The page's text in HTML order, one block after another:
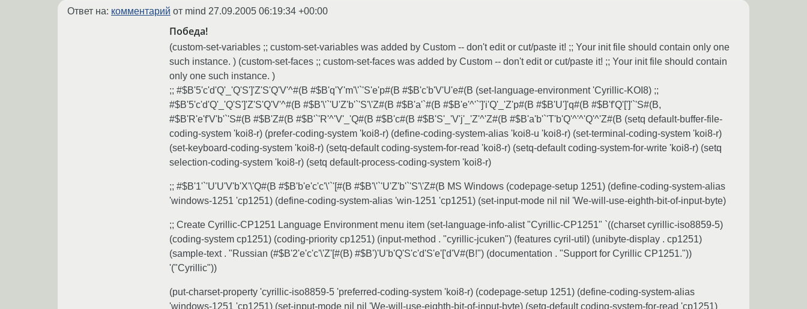
Ответ на: комментарий от mind 27.09.2005 06:19:34 +00:00
Победа!
(custom-set-variables ;; custom-set-variables was added by Custom -- don't edit or cut/paste it! ;; Your init file should contain only one
such instance. ) (custom-set-faces ;; custom-set-faces was added by Custom -- don't edit or cut/paste it! ;; Your init file should contain
only one such instance. )
;; #$B'5'c'd'Q'_'Q'S']'Z'S'Q'V'^#(B #$B'q'Y'm'\'`'S'e'p#(B #$B'c'b'V'U'e#(B (set-language-environment 'Cyrillic-KOI8) ;;
#$B'5'c'd'Q'_'Q'S']'Z'S'Q'V'^#(B #$B'\'`'U'Z'b'`'S'\'Z#(B #$B'a'`#(B #$B'e'^'`']'i'Q'_'Z'p#(B #$B'U']'q#(B #$B'f'Q'[']'`'S#(B,
#$B'R'e'f'V'b'`'S#(B #$B'Z#(B #$B'`'R'^'V'_'Q#(B #$B'c#(B #$B'S'_'V'j'_'Z'^'Z#(B #$B'a'b'`'T'b'Q'^'^'Q'^'Z#(B (setq default-buffer-file-
coding-system 'koi8-r) (prefer-coding-system 'koi8-r) (define-coding-system-alias 'koi8-u 'koi8-r) (set-terminal-coding-system 'koi8-r)
(set-keyboard-coding-system 'koi8-r) (setq-default coding-system-for-read 'koi8-r) (setq-default coding-system-for-write 'koi8-r) (setq
selection-coding-system 'koi8-r) (setq default-process-coding-system 'koi8-r)
;; #$B'1'`'U'U'V'b'X'\'Q#(B #$B'b'e'c'c'\'`'[#(B #$B'\'`'U'Z'b'`'S'\'Z#(B MS Windows (codepage-setup 1251) (define-coding-system-alias
'windows-1251 'cp1251) (define-coding-system-alias 'win-1251 'cp1251) (set-input-mode nil nil 'We-will-use-eighth-bit-of-input-byte)
;; Create Cyrillic-CP1251 Language Environment menu item (set-language-info-alist "Cyrillic-CP1251" `((charset cyrillic-iso8859-5)
(coding-system cp1251) (coding-priority cp1251) (input-method . "cyrillic-jcuken") (features cyril-util) (unibyte-display . cp1251)
(sample-text . "Russian (#$B'2'e'c'c'\'Z'[#(B) #$B')'U'b'Q'S'c'd'S'e'['d'V#(B!") (documentation . "Support for Cyrillic CP1251."))
'("Cyrillic"))
(put-charset-property 'cyrillic-iso8859-5 'preferred-coding-system 'koi8-r) (codepage-setup 1251) (define-coding-system-alias
'windows-1251 'cp1251) (set-input-mode nil nil 'We-will-use-eighth-bit-of-input-byte) (setq-default coding-system-for-read 'cp1251)